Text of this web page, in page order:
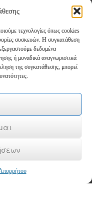
τεχνολογίες όπως cookies
συσκευών. Η συγκατάθεση
δεδομένα
ή μοναδικά αναγνωριστικά
της συγκατάθεσης, μπορεί